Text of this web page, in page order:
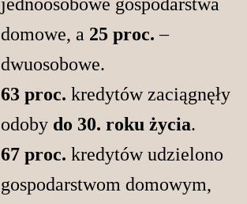
domowe, a 25 proc. –
dwuosobowe.
63 proc. kredytów zaciągnęły
odoby do 30. roku życia.
67 proc. kredytów udzielono
gospodarstwom domowym,